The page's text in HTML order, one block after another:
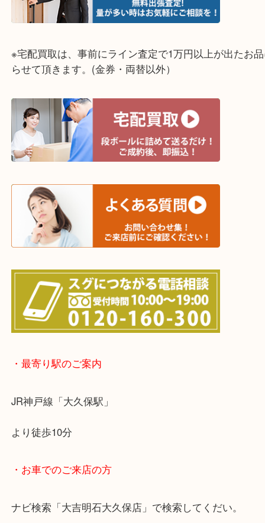
神戸市（西区・北区・垂水区・須磨区・兵庫区）
上記に記載がないエリアでもご相談ください！！
※宅配買取は、事前にライン査定で1万円以上が出